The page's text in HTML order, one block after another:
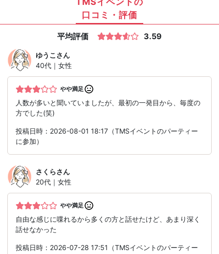
口コミ・評価
平均評価 3.59
ゆうこ さん
40代｜女性
やや満足
人数が多いと聞いていましたが、最初の一発目から、毎度の
方でした(笑)
投稿日時：2026-08-01 18:17（TMSイベントのパーティー
に参加）
さくらさん
20代｜女性
やや満足
自由な感じに喋れるから多くの方と話せたけど、あまり深く
話せなかった
投稿日時：2026-07-28 17:51（TMSイベントのパーティー